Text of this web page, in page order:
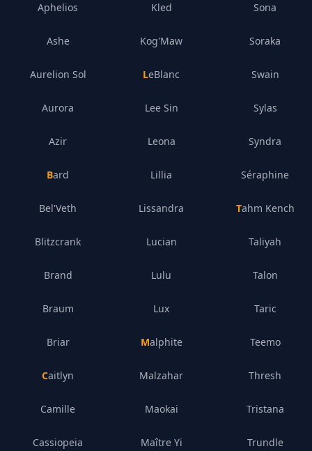
Aphelios
Ashe
Aurelion Sol
Aurora
Azir
Bard
Bel'Veth
Blitzcrank
Brand
Braum
Briar
Caitlyn
Camille
Cassiopeia
Kled
Kog'Maw
LeBlanc
Lee Sin
Leona
Lillia
Lissandra
Lucian
Lulu
Lux
Malphite
Malzahar
Maokai
Maître Yi
Sona
Soraka
Swain
Sylas
Syndra
Séraphine
Tahm Kench
Taliyah
Talon
Taric
Teemo
Thresh
Tristana
Trundle